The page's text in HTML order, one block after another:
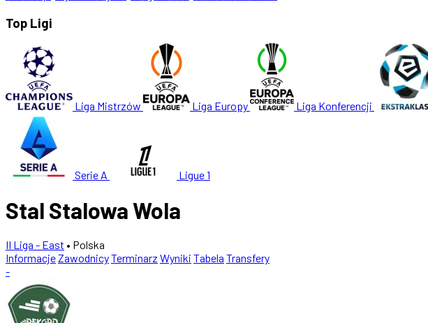
Top Ligi
Liga Mistrzów Liga Europy Liga Konferencji
Serie A Ligue 1
Stal Stalowa Wola
II Liga - East • Polska
InformacjeZawodnicyTerminarz Wyniki Tabela Transfery
-